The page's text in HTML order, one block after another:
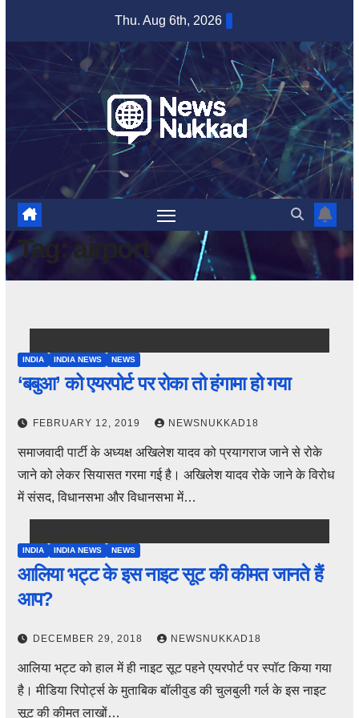
content
Thu. Aug 6th, 2026
Tag:airport
INDIA INDIA NEWS NEWS
‘बबुआ’ को एयरपोर्ट पर रोका तो हंगामा हो गया
FEBRUARY 12, 2019 NEWSNUKKAD18
समाजवादी पार्टी के अध्यक्ष अखिलेश यादव को प्रयागराज जाने से रोके
जाने को लेकर सियासत गरमा गई है। अखिलेश यादव रोके जाने के विरोध
में संसद, विधानसभा और विधानसभा में…
INDIA INDIA NEWS NEWS
आलिया भट्ट के इस नाइट सूट की कीमत जानते हैं
आप?
DECEMBER 29, 2018 NEWSNUKKAD18
आलिया भट्ट को हाल में ही नाइट सूट पहने एयरपोर्ट पर स्पॉट किया गया
है। मीडिया रिपोर्ट्स के मुताबिक बॉलीवुड की चुलबुली गर्ल के इस नाइट
सूट की कीमत लाखों…